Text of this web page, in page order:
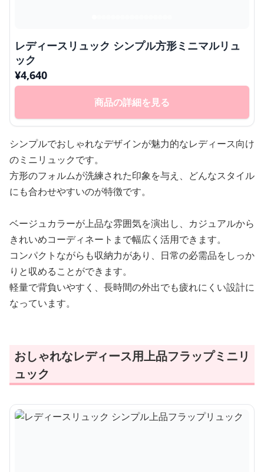
レディースリュック シンプル方形ミニマルリュ
ック
¥4,640
商品の詳細を見る
シンプルでおしゃれなデザインが魅力的なレディース向け
のミニリュックです。
方形のフォルムが洗練された印象を与え、どんなスタイル
にも合わせやすいのが特徴です。
ベージュカラーが上品な雰囲気を演出し、カジュアルから
きれいめコーディネートまで幅広く活用できます。
コンパクトながらも収納力があり、日常の必需品をしっか
りと収めることができます。
軽量で背負いやすく、長時間の外出でも疲れにくい設計に
なっています。
おしゃれなレディース用上品フラップミニリ
ュック